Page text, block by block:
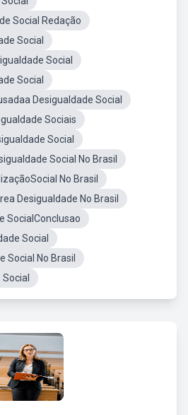
Social Redação
Social
Social
Social
Desigualdade Social
Sociais
Social
Social No Brasil
No Brasil
Desigualdade No Brasil
SocialConclusao
Social
Social No Brasil